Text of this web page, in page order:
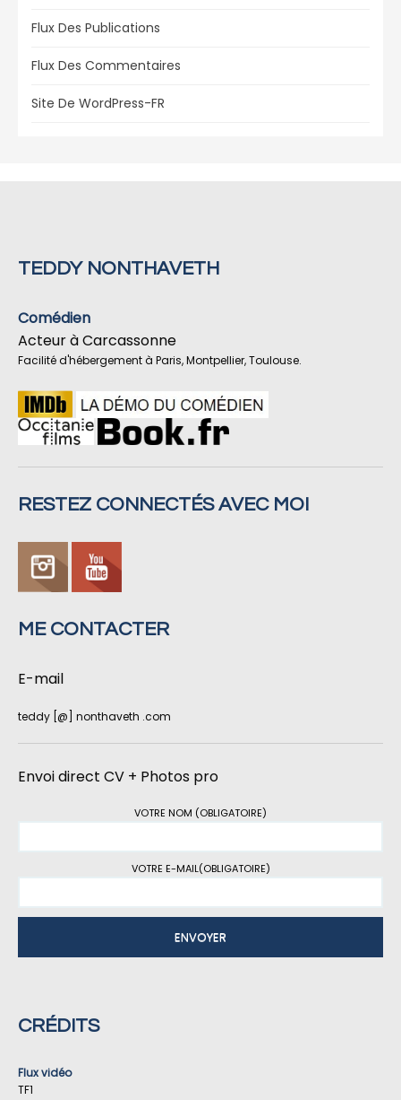
Flux Des Publications
Flux Des Commentaires
Site De WordPress-FR
TEDDY NONTHAVETH
Comédien
Acteur à Carcassonne
Facilité d'hébergement à Paris, Montpellier, Toulouse.
RESTEZ CONNECTÉS AVEC MOI
ME CONTACTER
E-mail
teddy [@] nonthaveth .com
Envoi direct CV + Photos pro
VOTRE NOM (OBLIGATOIRE)
VOTRE E-MAIL(OBLIGATOIRE)
CRÉDITS
Flux vidéo
TF1